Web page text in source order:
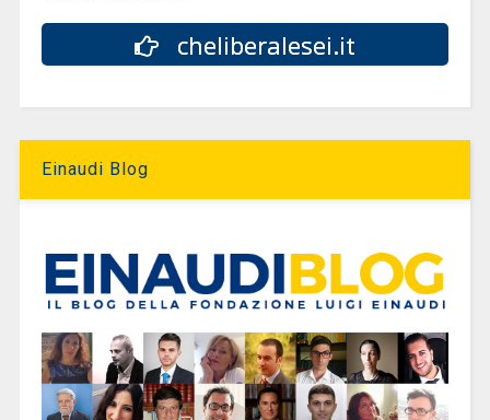
cheliberalesei.it
Einaudi Blog